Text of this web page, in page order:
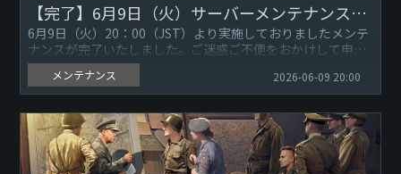
【完了】6月9日（火）サーバーメンテナンスのお知らせ
6月9日（火）20：00（JST）より実施しておりましたメンテ
ナンスが完了いたしました。ご迷惑ご不便をおかけして申し
訳ありません。引き続き『War Thunder』をよろしくお願
メンテナンス 2026-06-09 20:00